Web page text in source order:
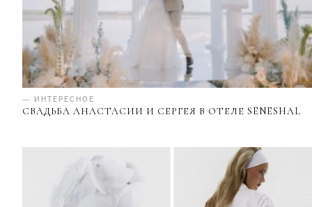
— ИНТЕРЕСНОЕ
СВАДЬБА АНАСТАСИИ И СЕРГЕЯ В ОТЕЛЕ SENESHAL